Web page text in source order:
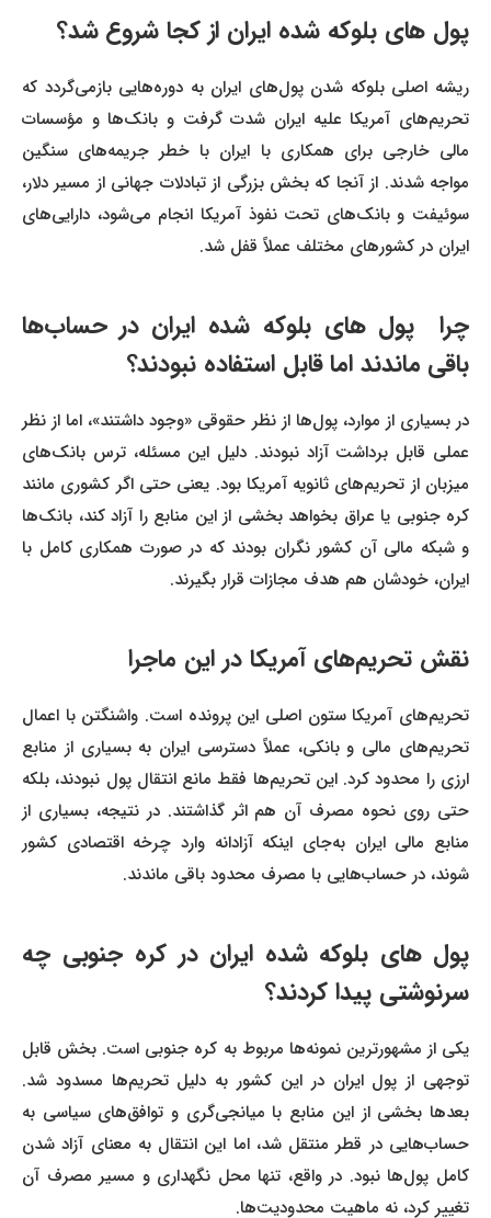
پول‌ های بلوکه شده ایران از کجا شروع شد؟
ریشه اصلی بلوکه شدن پول‌های ایران به دوره‌هایی بازمی‌گردد که
تحریم‌های آمریکا علیه ایران شدت گرفت و بانک‌ها و مؤسسات
مالی خارجی برای همکاری با ایران با خطر جریمه‌های سنگین
مواجه شدند. از آنجا که بخش بزرگی از تبادلات جهانی از مسیر دلار،
سوئیفت و بانک‌های تحت نفوذ آمریکا انجام می‌شود، دارایی‌های
ایران در کشورهای مختلف عملاً قفل شد.
چرا پول‌ های بلوکه شده ایران در حساب‌ها
باقی ماندند اما قابل استفاده نبودند؟
در بسیاری از موارد، پول‌ها از نظر حقوقی «وجود داشتند»، اما از نظر
عملی قابل برداشت آزاد نبودند. دلیل این مسئله، ترس بانک‌های
میزبان از تحریم‌های ثانویه آمریکا بود. یعنی حتی اگر کشوری مانند
کره جنوبی یا عراق بخواهد بخشی از این منابع را آزاد کند، بانک‌ها
و شبکه مالی آن کشور نگران بودند که در صورت همکاری کامل با
ایران، خودشان هم هدف مجازات قرار بگیرند.
نقش تحریم‌های آمریکا در این ماجرا
تحریم‌های آمریکا ستون اصلی این پرونده است. واشنگتن با اعمال
تحریم‌های مالی و بانکی، عملاً دسترسی ایران به بسیاری از منابع
ارزی را محدود کرد. این تحریم‌ها فقط مانع انتقال پول نبودند، بلکه
حتی روی نحوه مصرف آن هم اثر گذاشتند. در نتیجه، بسیاری از
منابع مالی ایران به‌جای اینکه آزادانه وارد چرخه اقتصادی کشور
شوند، در حساب‌هایی با مصرف محدود باقی ماندند.
پول‌ های بلوکه شده ایران در کره جنوبی چه
سرنوشتی پیدا کردند؟
یکی از مشهورترین نمونه‌ها مربوط به کره جنوبی است. بخش قابل
توجهی از پول ایران در این کشور به دلیل تحریم‌ها مسدود شد.
بعدها بخشی از این منابع با میانجی‌گری و توافق‌های سیاسی به
حساب‌هایی در قطر منتقل شد، اما این انتقال به معنای آزاد شدن
کامل پول‌ها نبود. در واقع، تنها محل نگهداری و مسیر مصرف آن
تغییر کرد، نه ماهیت محدودیت‌ها.